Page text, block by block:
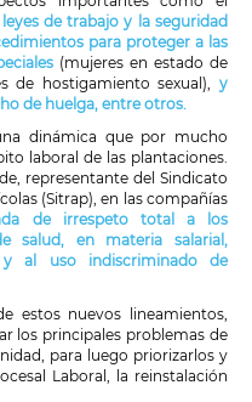
de trabajo y la seguridad
para proteger a las
(mujeres en estado de
de hostigamiento sexual), y
de huelga, entre otros.
dinámica que por mucho
laboral de las plantaciones.
representante del Sindicato
(Sitrap), en las compañías
de irrespeto total a los
salud, en materia salarial,
al uso indiscriminado de
estos nuevos lineamientos,
los principales problemas de
para luego priorizarlos y
Laboral, la reinstalación